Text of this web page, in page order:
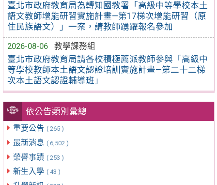
臺北市政府教育局為轉知國教署「高級中等學校本土
語文教師增能研習實施計畫—第17梯次增能研習（原
住民族語文）」一案，請教師踴躍報名參加
2026-08-06
教學課務組
臺北市政府教育局請各校積極薦派教師參與「高級中
等學校教師本土語文認證培訓實施計畫—第二十二梯
次本土語文認證輔導班」
依公告類別彙總
重要公告 ( 265 )
最新消息 ( 6,502 )
榮譽事蹟 ( 253 )
新生入學 ( 43 )